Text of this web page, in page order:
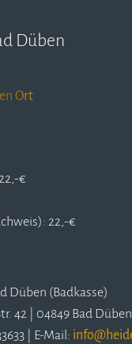
Düben
Ort
€
22,-€
Düben (Badkasse)
42 | 04849 Bad Düben
| E-Mail: